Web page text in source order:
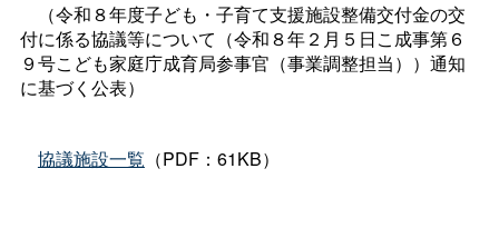
（令和８年度子ども・子育て支援施設整備交付金の交
付に係る協議等について（令和８年２月５日こ成事第６
９号こども家庭庁成育局参事官（事業調整担当））通知
に基づく公表）
協議施設一覧 （PDF：61KB）